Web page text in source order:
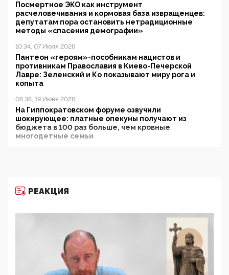
Посмертное ЭКО как инструмент
расчеловечивания и кормовая база извращенцев:
депутатам пора остановить нетрадиционные
методы «спасения демографии»
10:34, 07 Июля 2026
Пантеон «героям»-пособникам нацистов и
противникам Православия в Киево-Печерской
Лавре: Зеленский и Ко показывают миру рога и
копыта
06:38, 19 Июня 2026
На Гиппократовском форуме озвучили
шокирующее: платные опекуны получают из
бюджета в 100 раз больше, чем кровные
многодетные семьи
11:53, 09 Июня 2026
деятельность ИИТО ЮНЕСКО в России, но
цифроглобалисты продолжают определять
повестку в образовании
09:43, 01 Июня 2026
5G за счет здоровья граждан: Минцифры намерено
отобрать у регионов и муниципалитетов право
РЕАКЦИЯ